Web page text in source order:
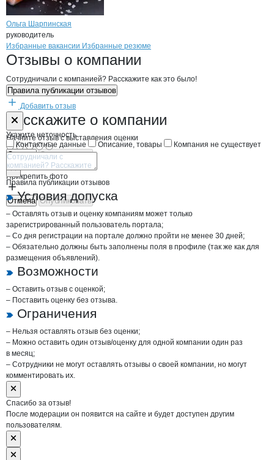
Ольга Шарпинская
руководитель
Брендыкомпани Шарпинская Ольга
Вакансии вШарпинская Ольга
Избранные вакансии Избранные резюме
Новости oШарпинская Ольга
Отзывы о компании
Сотрудничали с компанией? Расскажите как это было!
Правила публикации отзывов
Добавить отзыв
Расскажите о компании
Начните отзыв с выставления оценки
Прикрепить фото
Отмена Опубликовать
Форма обратной связи о неточностях
Укажите неточность
Контактные данные
Описание, товары Компания не существует
Отмена Опубликовать
Правила публикации отзывов
Условия допуска
– Оставлять отзыв и оценку компаниям может только
зарегистрированный пользователь портала;
– Со дня регистрации на портале должно пройти не менее 30 дней;
– Обязательно должны быть заполнены поля в профиле (так же как для
размещения объявлений).
Возможности
– Оставить отзыв с оценкой;
– Поставить оценку без отзыва.
Ограничения
– Нельзя оставлять отзыв без оценки;
– Можно оставить один отзыв/оценку для одной компании один раз
в месяц;
– Сотрудники не могут оставлять отзывы о своей компании, но могут
комментировать их.
Спасибо за отзыв!
После модерации он появится на сайте и будет доступен другим
пользователям.